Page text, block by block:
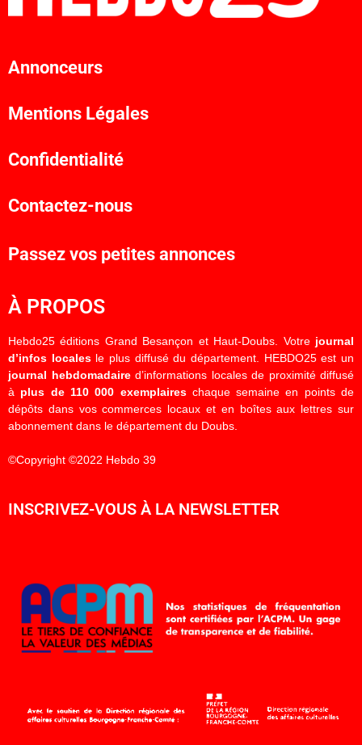
Annonceurs
Mentions Légales
Confidentialité
Contactez-nous
Passez vos petites annonces
À PROPOS
Hebdo25 éditions Grand Besançon et Haut-Doubs. Votre journal
d’infos localesle plus diffusé du département. HEBDO25 est un
journal hebdomadaired’informations locales de proximité diffusé
à plus de 110 000 exemplaireschaque semaine en points de
dépôts dans vos commerces locaux et en boîtes aux lettres sur
abonnement dans le département du Doubs.
©Copyright ©2022 Hebdo 39
INSCRIVEZ-VOUS À LA NEWSLETTER